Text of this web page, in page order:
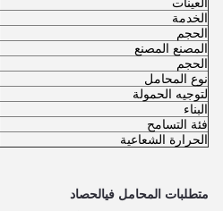
الخدمة
الحجم
المصنع المصنع
الحجم
نوع المحامل
لتوجيه الحمولة
البناء
فئة التسامح
الحرارة الشعاعية
متطلبات المحامل فيالحصاد